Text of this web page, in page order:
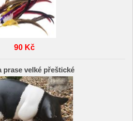
90 Kč
prase velké přeštické